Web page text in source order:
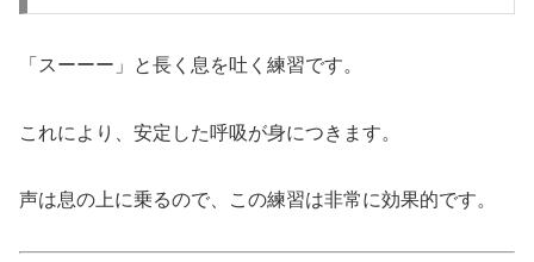
「スーーー」と長く息を吐く練習です。
これにより、安定した呼吸が身につきます。
声は息の上に乗るので、この練習は非常に効果的です。